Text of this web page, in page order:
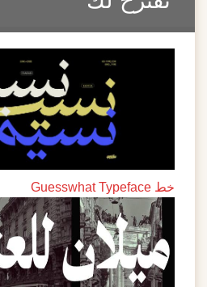
خط Guesswhat Typeface